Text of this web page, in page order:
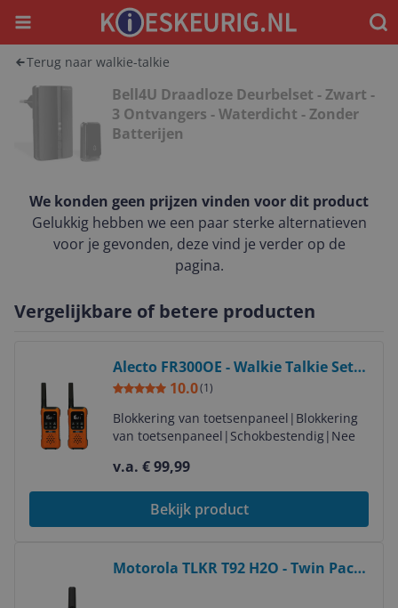
Menu
Terug naar walkie-talkie
Bell4U Draadloze Deurbelset - Zwart -
3 Ontvangers - Waterdicht - Zonder
Batterijen
We konden geen prijzen vinden voor dit product
Gelukkig hebben we een paar sterke alternatieven
voor je gevonden, deze vind je verder op de
pagina.
Vergelijkbare of betere producten
Alecto FR300OE - Walkie Talkie Set -
446 MHz - Black/Orange
10.0(1)
Blokkering van toetsenpaneel | Blokkering
van toetsenpaneel | Schokbestendig| Nee
v.a. € 99,99
Bekijk product
Motorola TLKR T92 H2O - Twin Pack